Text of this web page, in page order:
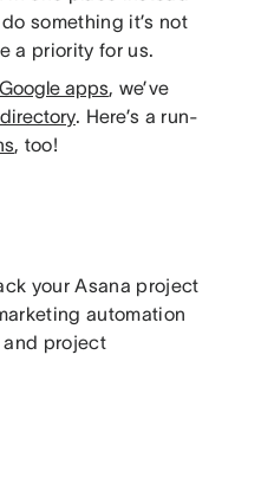
something it’s not
a priority for us.
Google apps, we’ve
. Here’s a run-
, too!
your Asana project
automation
and project